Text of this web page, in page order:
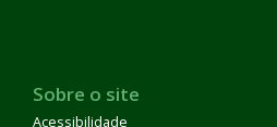
Sobre o site
Acessibilidade